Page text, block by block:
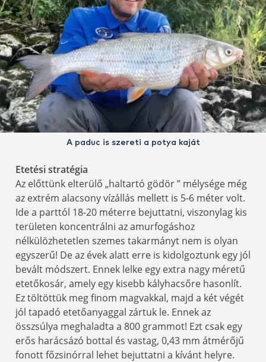
A paduc is szereti a potya kaját
Etetési stratégia
Az előttünk elterülő „haltartó gödör ” mélysége még
az extrém alacsony vízállás mellett is 5-6 méter volt.
Ide a parttól 18-20 méterre bejuttatni, viszonylag kis
területen koncentrálni az amurfogáshoz
nélkülözhetetlen szemes takarmányt nem is olyan
egyszerű! De az évek alatt erre is kidolgoztunk egy jól
bevált módszert. Ennek lelke egy extra nagy méretű
etetőkosár, amely egy kisebb kályhacsőre hasonlít.
Ez töltöttük meg finom magvakkal, majd a két végét
jól tapadó etetőanyaggal zártuk le. Ennek az
összsúlya meghaladta a 800 grammot! Ezt csak egy
erős harácsázó bottal és vastag, 0,43 mm átmérőjű
fonott főzsinórral lehet bejuttatni a kívánt helyre.